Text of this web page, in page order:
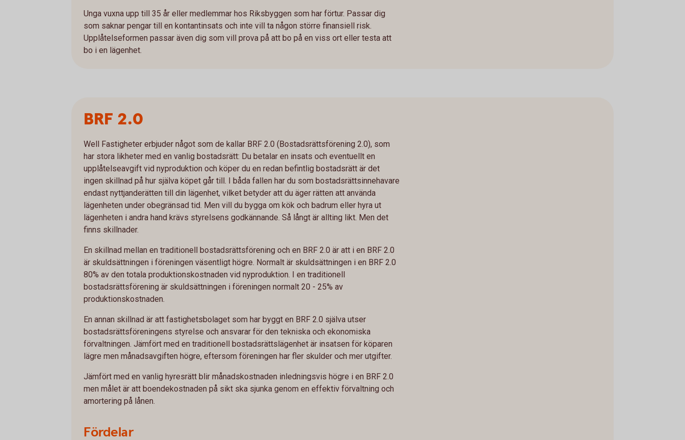
Unga vuxna upp till 35 år eller medlemmar hos Riksbyggen som har förtur. Passar dig
som saknar pengar till en kontantinsats och inte vill ta någon större finansiell risk.
Upplåtelseformen passar även dig som vill prova på att bo på en viss ort eller testa att
bo i en lägenhet.
BRF 2.0
Well Fastigheter erbjuder något som de kallar BRF 2.0 (Bostadsrättsförening 2.0), som
har stora likheter med en vanlig bostadsrätt: Du betalar en insats och eventuellt en
upplåtelseavgift vid nyproduktion och köper du en redan befintlig bostadsrätt är det
ingen skillnad på hur själva köpet går till. I båda fallen har du som bostadsrättsinnehavare
endast nyttjanderätten till din lägenhet, vilket betyder att du äger rätten att använda
lägenheten under obegränsad tid. Men vill du bygga om kök och badrum eller hyra ut
lägenheten i andra hand krävs styrelsens godkännande. Så långt är allting likt. Men det
finns skillnader.
En skillnad mellan en traditionell bostadsrättsförening och en BRF 2.0 är att i en BRF 2.0
är skuldsättningen i föreningen väsentligt högre. Normalt är skuldsättningen i en BRF 2.0
80% av den totala produktionskostnaden vid nyproduktion. I en traditionell
bostadsrättsförening är skuldsättningen i föreningen normalt 20 - 25% av
produktionskostnaden.
En annan skillnad är att fastighetsbolaget som har byggt en BRF 2.0 själva utser
bostadsrättsföreningens styrelse och ansvarar för den tekniska och ekonomiska
förvaltningen. Jämfört med en traditionell bostadsrättslägenhet är insatsen för köparen
lägre men månadsavgiften högre, eftersom föreningen har fler skulder och mer utgifter.
Jämfört med en vanlig hyresrätt blir månadskostnaden inledningsvis högre i en BRF 2.0
men målet är att boendekostnaden på sikt ska sjunka genom en effektiv förvaltning och
amortering på lånen.
Fördelar